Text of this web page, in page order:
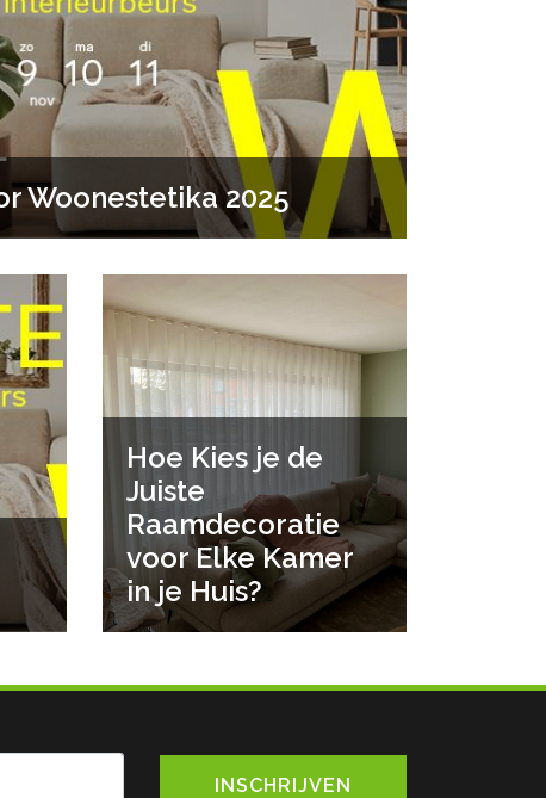
Woonestetika 2025
Hoe Kies je de
Juiste
Raamdecoratie
voor Elke Kamer
in je Huis?